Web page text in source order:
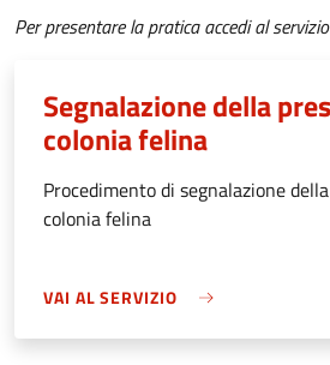
Per presentare la pratica accedi al
Segnalazione della
colonia felina
Procedimento di segnalazione
colonia felina
VAI AL SERVIZIO